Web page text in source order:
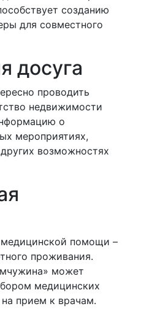
созданию
для совместного
досуга
проводить
недвижимости
о
мероприятиях,
возможностях
медицинской помощи –
проживания.
может
медицинских
прием к врачам.